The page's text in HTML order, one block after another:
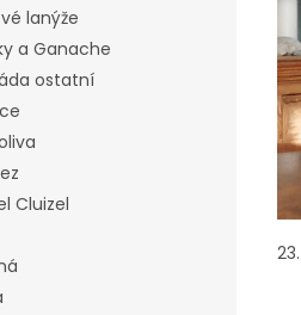
lanýže
a Ganache
ostatní
Cluizel